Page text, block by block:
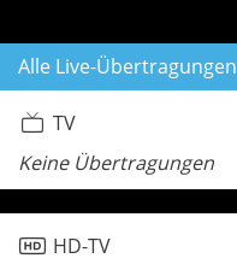
Alle Live-Übertragungen
TV
Keine Übertragungen
HD-TV